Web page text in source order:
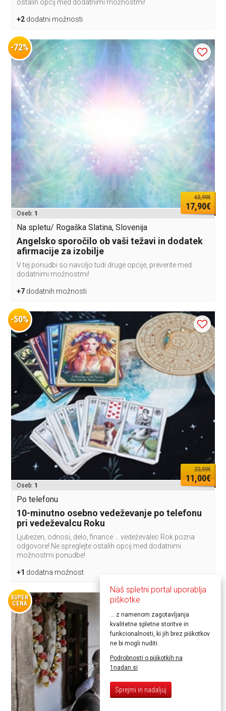
ostalih opcij med dodatnimi možnostmi!
+2 dodatni možnosti
-72%
63,90€
17,90€
Oseb: 1
Na spletu/ Rogaška Slatina, Slovenija
Angelsko sporočilo ob vaši težavi in dodatek
afirmacije za izobilje
V tej ponudbi so navoljo tudi druge opcije, preverite med
dodatnimi možnostmi!
+7 dodatnih možnosti
-50%
22,00€
11,00€
Oseb: 1
Po telefonu
10-minutno osebno vedeževanje po telefonu
pri vedeževalcu Roku
Ljubezen, odnosi, delo, finance … vedeževalec Rok pozna
odgovore! Ne spreglejte ostalih opcij med dodatnimi
možnostmi ponudbe!
+1 dodatna možnost
SUPER
CENA
Naš spletni portal uporablja
piškotke
... z namenom zagotavljanja
kvalitetne spletne storitve in
funkcionalnosti, ki jih brez piškotkov
ne bi mogli nuditi.
Podrobnosti o piškotkih na
1nadan.si
Sprejmi in nadaljuj